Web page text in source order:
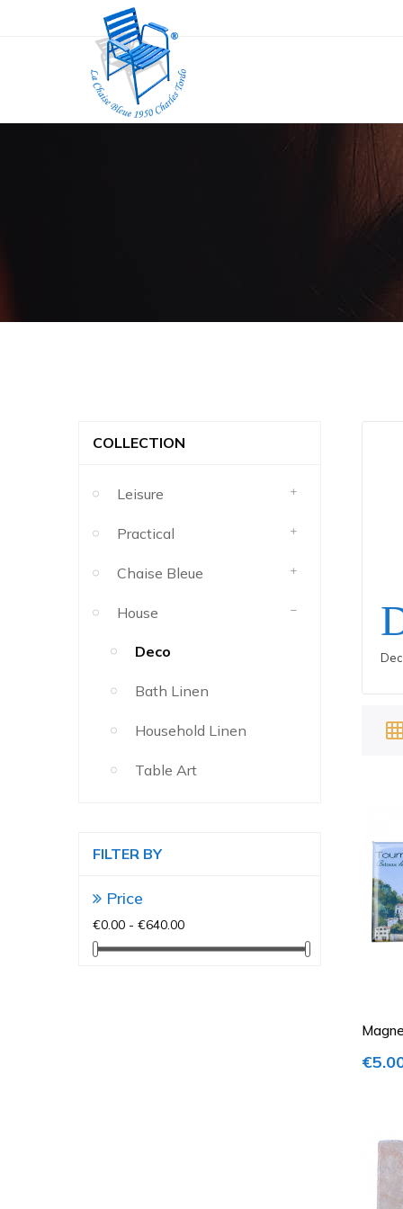
COLLECTION
Leisure
Practical
Chaise Bleue
House
Deco
Bath Linen
Household Linen
Table Art
FILTER BY
Price
€0.00 - €640.00
grid_on
Price